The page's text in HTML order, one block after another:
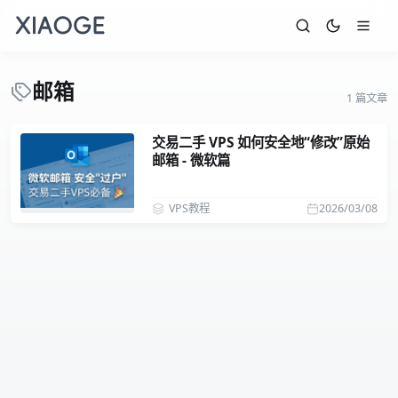
邮箱 1 篇文章
交易二手 VPS 如何安全地“修改”原始
邮箱 - 微软篇
2026/03/08
VPS教程